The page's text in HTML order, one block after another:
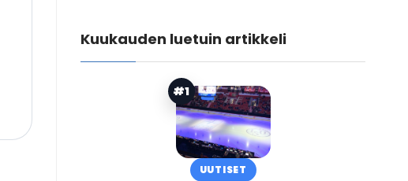
Kuukauden luetuin artikkeli
#1
UUTISET